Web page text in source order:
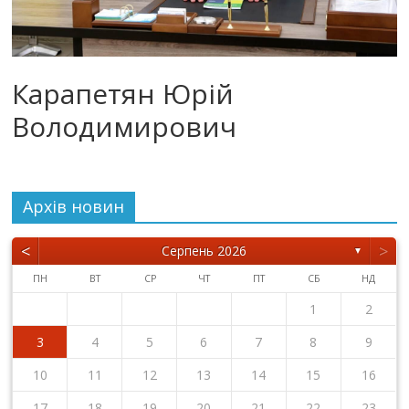
Карапетян Юрій
Володимирович
Архiв новин
< Серпень 2026 ▼ >
ПН ВТ СР ЧТ ПТ СБ НД
1
2
3
4 5 6 7 8
9
10
11 12 13 14 15
16